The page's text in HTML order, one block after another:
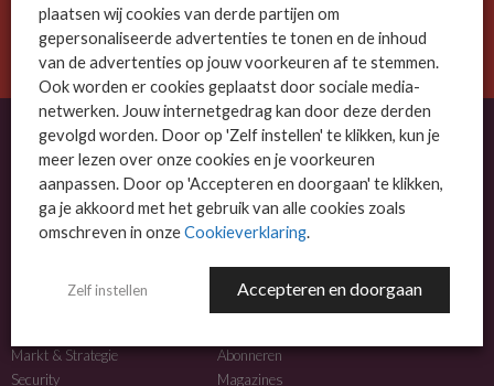
AANMELDEN
OVER MSP BUSINESS
MSP Business is het kennisplatform voor IT-dienstverleners met MKB-focus.
NIEUWS
Markt & Strategie
Security
MEER INFO
Abonneren
Magazines
plaatsen wij cookies van derde partijen om
gepersonaliseerde advertenties te tonen en de inhoud
van de advertenties op jouw voorkeuren af te stemmen.
Ook worden er cookies geplaatst door sociale media-
netwerken. Jouw internetgedrag kan door deze derden
gevolgd worden. Door op 'Zelf instellen' te klikken, kun je
meer lezen over onze cookies en je voorkeuren
aanpassen. Door op 'Accepteren en doorgaan' te klikken,
ga je akkoord met het gebruik van alle cookies zoals
omschreven in onzeCookieverklaring.
Zelf instellen Accepteren en doorgaan